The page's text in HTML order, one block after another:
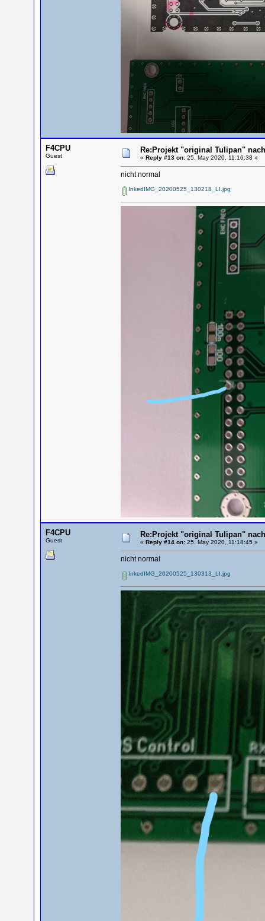
F4CPU
Guest
Re:Projekt "original Tulipan"
« Reply #13 on:25. May 2020, 11:16:38 »
nicht normal
InkedIMG_20200525_130218_LI.jpg
F4CPU
Guest
Re:Projekt "original Tulipan"
« Reply #14 on:25. May 2020, 11:18:45 »
nicht normal
InkedIMG_20200525_130313_LI.jpg